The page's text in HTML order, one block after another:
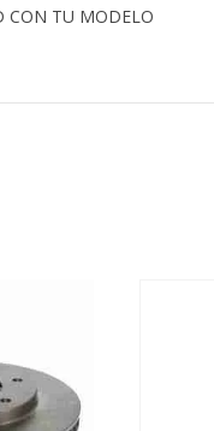
CON TU MODELO